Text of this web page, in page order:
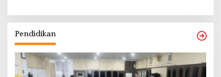
Pendidikan